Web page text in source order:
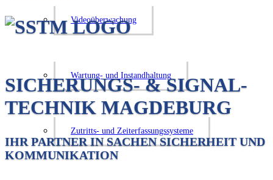
Video­über­wa­chung
Wartung- und Instandhaltung
Zutritts- und Zeiterfassungssysteme
SICHE­RUNGS- & SIGNAL­
TECHNIK MAGDEBURG
IHR PARTNER IN SACHEN SICHERHEIT UND
KOMMUNIKATION